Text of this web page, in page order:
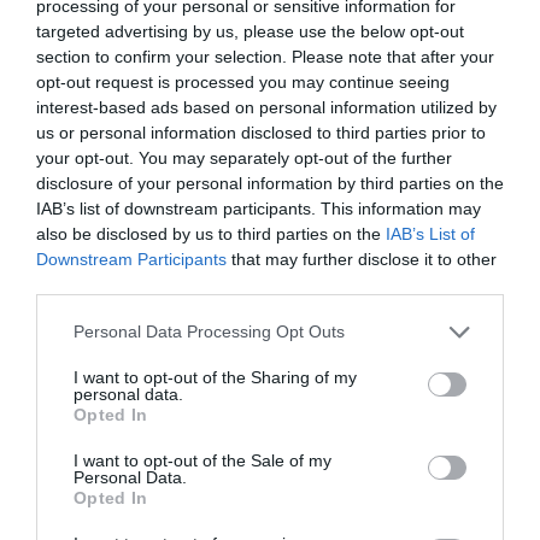
processing of your personal or sensitive information for
targeted advertising by us, please use the below opt-out
section to confirm your selection. Please note that after your
opt-out request is processed you may continue seeing
interest-based ads based on personal information utilized by
us or personal information disclosed to third parties prior to
your opt-out. You may separately opt-out of the further
disclosure of your personal information by third parties on the
IAB’s list of downstream participants. This information may
also be disclosed by us to third parties on the IAB’s List of
Downstream Participants that may further disclose it to other
Personal Data Processing Opt Outs
I want to opt-out of the Sharing of my
personal data.
Opted In
I want to opt-out of the Sale of my
Personal Data.
Opted In
Je možné namontovať pneumatiky vyššej
rýchlostnej kategórie a s vyšším indexom
nosnosti, než aké odporúča môj výrobca?
Áno, je takáto možnosť. Vždy si však najprv pozrite v
dokumentácii výrobcu vozidla, či sa takéto pneumatiky
môžu montovať na vaše vozidlo.
Je možné namontovať pneumatiky nižšej
rýchlostnej kategórie, než aké odporúča môj
výrobca?
zimné (M+S) pneumatiky nižšej rýchlostnej kategórie počas
zimy, ak: a) v zornom poli vodiča je nálepka ukazujúca
jazdiť rýchlejšie, než je maximálna povolená rýchlosť. Vždy si
však najprv pozrite v dokumentácii výrobcu vozidla, či sa
takéto pneumatiky môžu montovať na vaše vozidlo, a či